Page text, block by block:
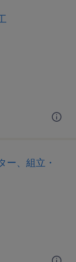
ー、組立・